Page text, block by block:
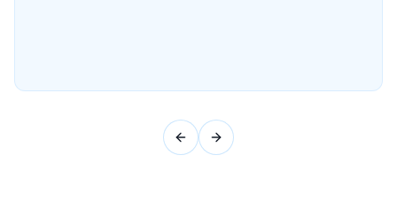
Previous slide
Next slide